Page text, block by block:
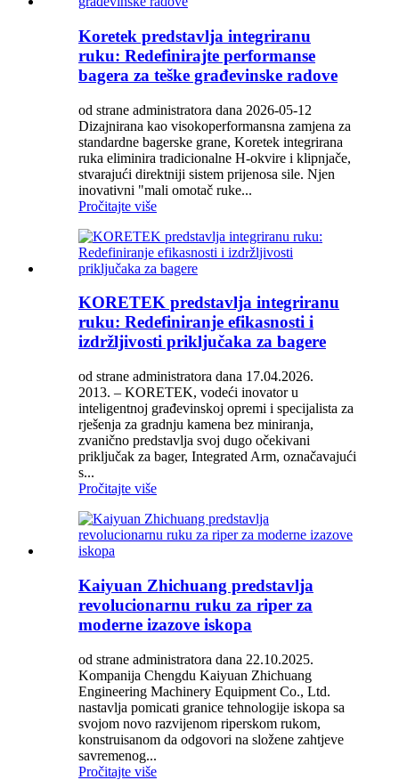
Koretek predstavlja integriranu
ruku: Redefinirajte performanse
bagera za teške građevinske radove
od strane administratora dana 2026-05-12
Dizajnirana kao visokoperformansna zamjena za
standardne bagerske grane, Koretek integrirana
ruka eliminira tradicionalne H-okvire i klipnjače,
stvarajući direktniji sistem prijenosa sile. Njen
inovativni "mali omotač ruke...
Pročitajte više
KORETEK predstavlja integriranu
ruku: Redefiniranje efikasnosti i
izdržljivosti priključaka za bagere
od strane administratora dana 17.04.2026.
2013. – KORETEK, vodeći inovator u
inteligentnoj građevinskoj opremi i specijalista za
rješenja za gradnju kamena bez miniranja,
zvanično predstavlja svoj dugo očekivani
priključak za bager, Integrated Arm, označavajući
s...
Pročitajte više
Kaiyuan Zhichuang predstavlja
revolucionarnu ruku za riper za
moderne izazove iskopa
od strane administratora dana 22.10.2025.
Kompanija Chengdu Kaiyuan Zhichuang
Engineering Machinery Equipment Co., Ltd.
nastavlja pomicati granice tehnologije iskopa sa
svojom novo razvijenom riperskom rukom,
konstruisanom da odgovori na složene zahtjeve
savremenog...
Pročitajte više